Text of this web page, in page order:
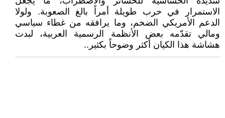
الاستمرار في حرب طويلة أمراً بالغ الصعوبة. ولولا
الدعم الأمريكي الضخم، وما يرافقه من غطاء سياسي
ومالي تقدّمه بعض الأنظمة الرسمية العربية، لبدت
هشاشة هذا الكيان أكثر وضوحاً بكثير..